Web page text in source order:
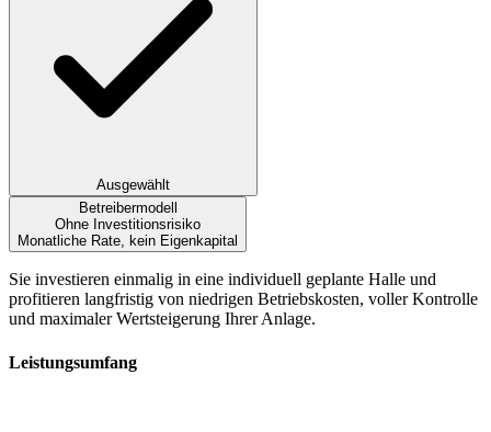
Ausgewählt
Betreibermodell
Ohne Investitionsrisiko
Monatliche Rate, kein Eigenkapital
Sie investieren einmalig in eine individuell geplante Halle und
profitieren langfristig von niedrigen Betriebskosten, voller Kontrolle
und maximaler Wertsteigerung Ihrer Anlage.
Leistungsumfang